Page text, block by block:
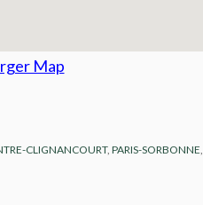
Map
CLIGNANCOURT,PARIS-SORBONNE,